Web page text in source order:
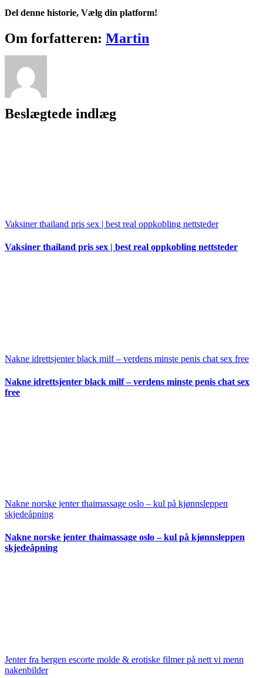
Del denne historie, Vælg din platform!
Facebook
X
Reddit
LinkedIn
WhatsApp
Tumblr
Pinterest
Vk
Xing
E-
mail
Om forfatteren: Martin
Beslægtede indlæg
Vaksiner thailand pris sex | best real oppkobling nettsteder
Vaksiner thailand pris sex | best real oppkobling nettsteder
Nakne idrettsjenter black milf – verdens minste penis chat sex free
Nakne idrettsjenter black milf – verdens minste penis chat sex
free
Nakne norske jenter thaimassage oslo – kul på kjønnsleppen
skjedeåpning
Nakne norske jenter thaimassage oslo – kul på kjønnsleppen
skjedeåpning
Jenter fra bergen escorte molde & erotiske filmer på nett vi menn
nakenbilder